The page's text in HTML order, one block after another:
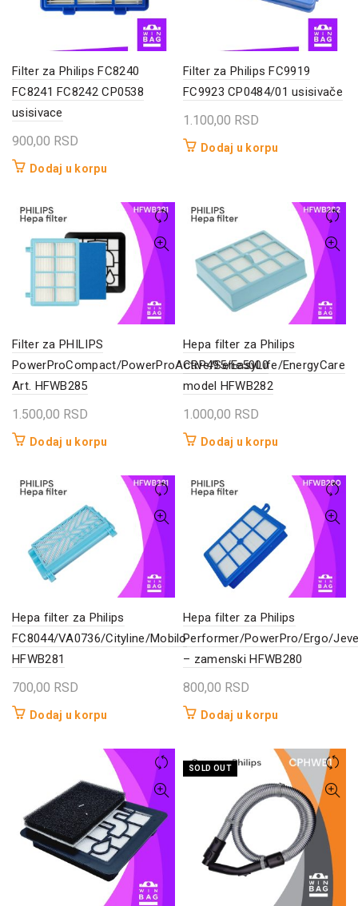
Filter za Philips FC8240
FC8241 FC8242 CP0538
usisivace
900,00 RSD
Dodaj u korpu
Filter za Philips FC9919
FC9923 CP0484/01 usisivače
1.100,00 RSD
Dodaj u korpu
Filter za PHILIPS
PowerProCompact/PowerProActive/Serie5000
Art. HFWB285
1.500,00 RSD
Dodaj u korpu
Hepa filter za Philips
CRP495/EasyLife/EnergyCare
model HFWB282
1.000,00 RSD
Dodaj u korpu
Hepa filter za Philips
FC8044/VA0736/Cityline/Mobilo
HFWB281
700,00 RSD
Dodaj u korpu
Hepa filter za Philips
Performer/PowerPro/Ergo/
– zamenski HFWB280
800,00 RSD
Dodaj u korpu
SOLD OUT